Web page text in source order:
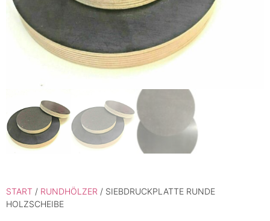
START / RUNDHÖLZER / SIEBDRUCKPLATTE RUNDE
HOLZSCHEIBE